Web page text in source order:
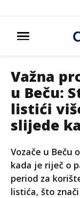
Važna
u Beču:
listići
slijede
Vozače u Beču
kada je riječ o
period za
listića, što